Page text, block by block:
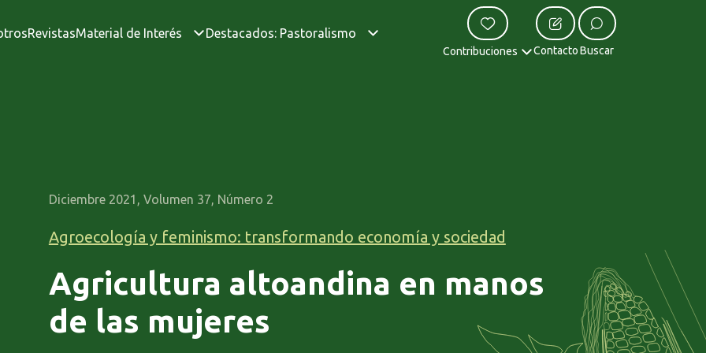
RevistasMaterial de Interés Destacados: Pastoralismo
Contribuciones Contacto Buscar
Diciembre 2021, Volumen 37, Número 2
Agroecología y feminismo: transformando economía y sociedad
Agricultura altoandina en manos
de las mujeres